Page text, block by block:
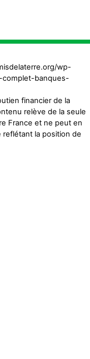
wp-
complet-banques-
financier de la
relève de la seule
France et ne peut en
la position de